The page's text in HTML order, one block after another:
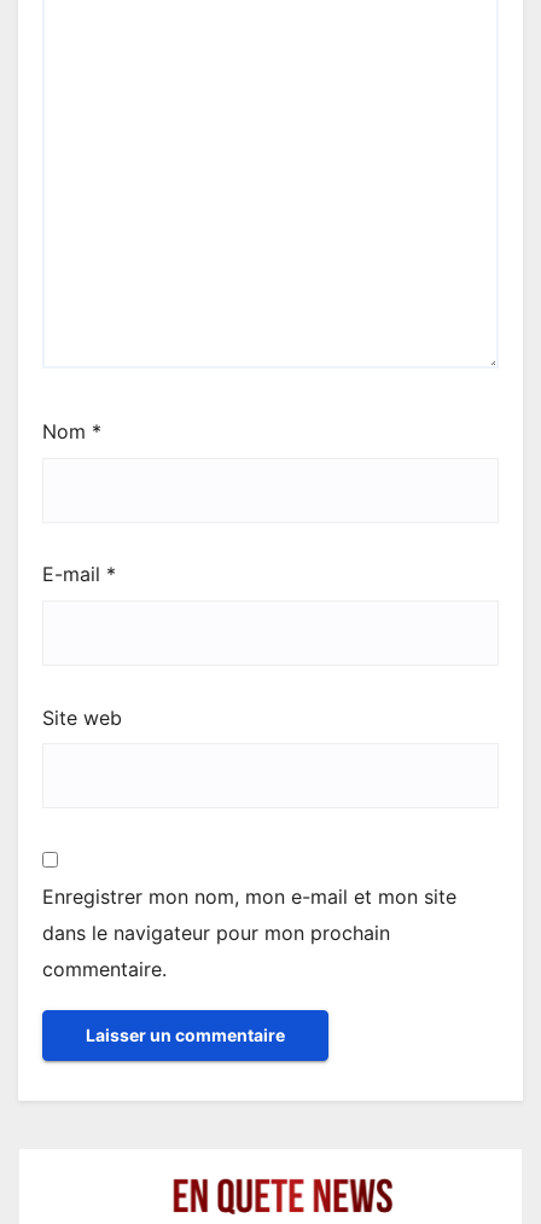
Nom *
E-mail *
Site web
Enregistrer mon nom, mon e-mail et mon site
dans le navigateur pour mon prochain
commentaire.